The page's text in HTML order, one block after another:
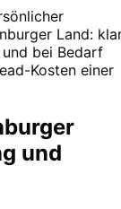
Land:
bei Bedarf
Kosten einer
und